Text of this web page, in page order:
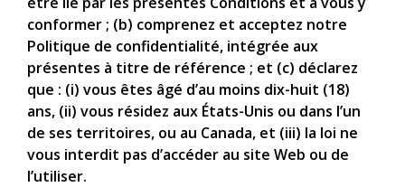
conformer ; (b) comprenez et acceptez notre
Politique de confidentialité, intégrée aux
présentes à titre de référence ; et (c) déclarez
que : (i) vous êtes âgé d’au moins dix-huit (18)
ans, (ii) vous résidez aux États-Unis ou dans l’un
de ses territoires, ou au Canada, et (iii) la loi ne
vous interdit pas d’accéder au site Web ou de
l’utiliser.